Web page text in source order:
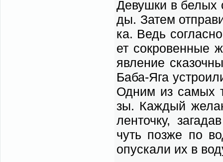
Де­вуш­ки в бе­лых
ды. За­тем
ка. Ведь
ет со­кро­вен­ные
яв­ле­ние
Ба­ба-Яга
Од­ним из са­мых
зы. Каж­дый
лен­точ­ку,
чуть поз­же по
опус­ка­ли их в